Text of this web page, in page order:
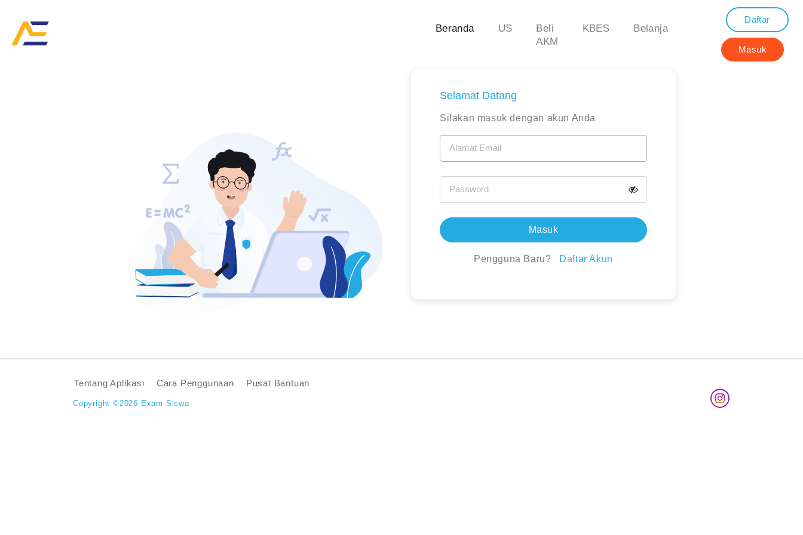
Beranda US
Beli
AKM
KBES Belanja
Daftar
Masuk
Selamat Datang
Silakan masuk dengan akun Anda
Alamat Email
Password
Masuk
Pengguna Baru? Daftar Akun
Tentang Aplikasi Cara Penggunaan Pusat Bantuan
Copyright ©2026 Exam Siswa